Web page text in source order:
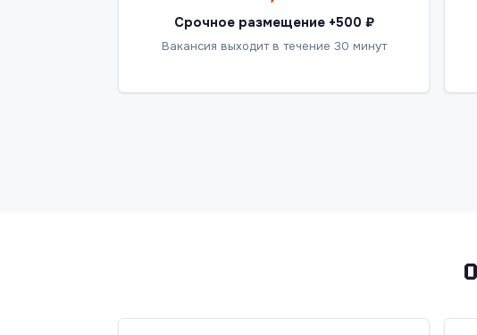
Срочное размещение +500 ₽
Вакансия выходит в течение 30 минут